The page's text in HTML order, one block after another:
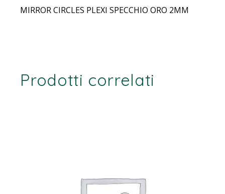
MIRROR CIRCLES PLEXI SPECCHIO ORO 2MM
Prodotti correlati